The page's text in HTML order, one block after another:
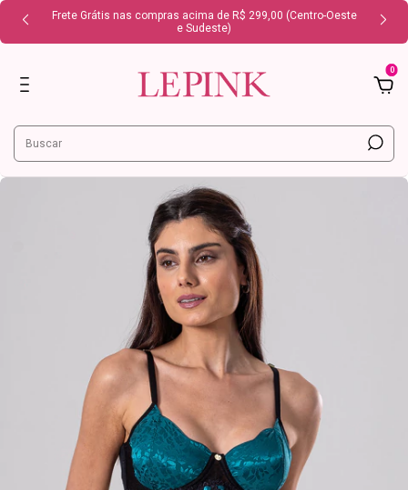
Frete Grátis nas compras acima de R$ 299,00 (Centro-Oeste
e Sudeste)
0